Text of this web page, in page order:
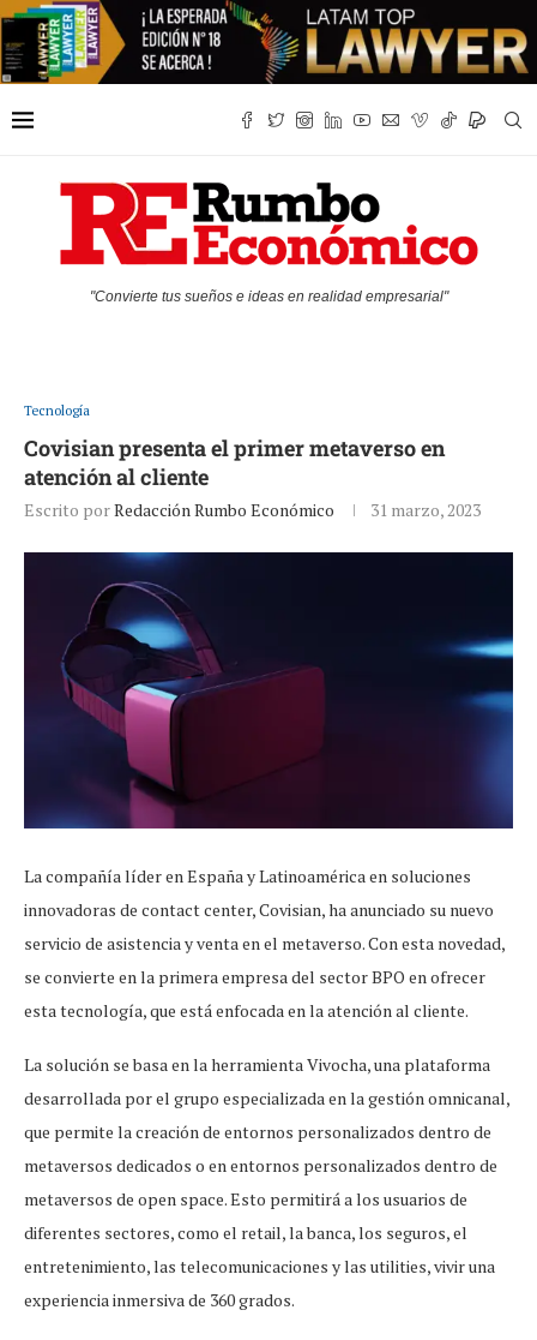
"Convierte tus sueños e ideas en realidad empresarial"
Tecnología
Covisian presenta el primer metaverso en
atención al cliente
Escrito porRedacción Rumbo Económico 31 marzo, 2023
La compañía líder en España y Latinoamérica en soluciones
innovadoras de contact center, Covisian, ha anunciado su nuevo
servicio de asistencia y venta en el metaverso. Con esta novedad,
se convierte en la primera empresa del sector BPO en ofrecer
esta tecnología, que está enfocada en la atención al cliente.
La solución se basa en la herramienta Vivocha, una plataforma
desarrollada por el grupo especializada en la gestión omnicanal,
que permite la creación de entornos personalizados dentro de
metaversos dedicados o en entornos personalizados dentro de
metaversos de open space. Esto permitirá a los usuarios de
diferentes sectores, como el retail, la banca, los seguros, el
entretenimiento, las telecomunicaciones y las utilities, vivir una
experiencia inmersiva de 360 grados.